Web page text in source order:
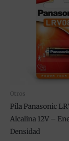
Otros
Pila Panasonic
Alcalina 12V –
Densidad